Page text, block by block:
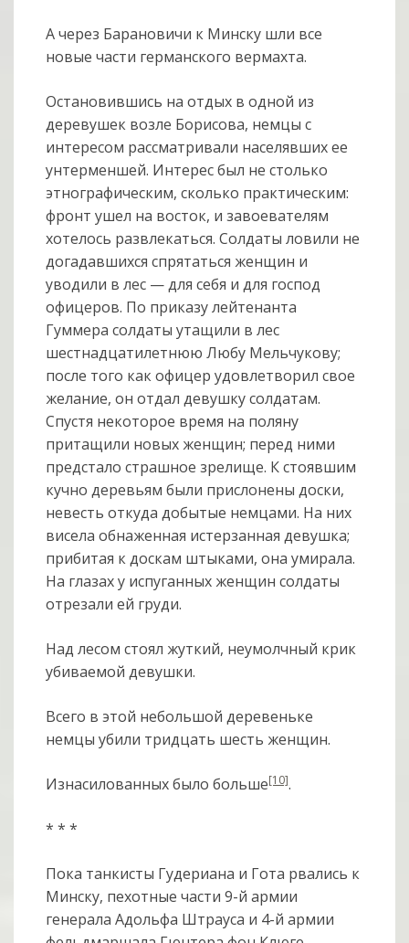
А через Барановичи к Минску шли все
новые части германского вермахта.
Остановившись на отдых в одной из
деревушек возле Борисова, немцы с
интересом рассматривали населявших ее
унтерменшей. Интерес был не столько
этнографическим, сколько практическим:
фронт ушел на восток, и завоевателям
хотелось развлекаться. Солдаты ловили не
догадавшихся спрятаться женщин и
уводили в лес — для себя и для господ
офицеров. По приказу лейтенанта
Гуммера солдаты утащили в лес
шестнадцатилетнюю Любу Мельчукову;
после того как офицер удовлетворил свое
желание, он отдал девушку солдатам.
Спустя некоторое время на поляну
притащили новых женщин; перед ними
предстало страшное зрелище. К стоявшим
кучно деревьям были прислонены доски,
невесть откуда добытые немцами. На них
висела обнаженная истерзанная девушка;
прибитая к доскам штыками, она умирала.
На глазах у испуганных женщин солдаты
отрезали ей груди.
Над лесом стоял жуткий, неумолчный крик
убиваемой девушки.
Всего в этой небольшой деревеньке
немцы убили тридцать шесть женщин.
Изнасилованных было больше[10].
* * *
Пока танкисты Гудериана и Гота рвались к
Минску, пехотные части 9-й армии
генерала Адольфа Штрауса и 4-й армии